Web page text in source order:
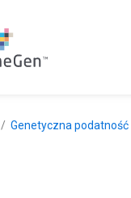
Genetyczna